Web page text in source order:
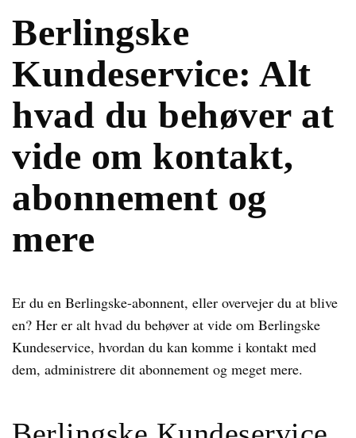
Berlingske
Kundeservice: Alt
hvad du behøver at
vide om kontakt,
abonnement og
mere
Er du en Berlingske-abonnent, eller overvejer du at blive
en? Her er alt hvad du behøver at vide om Berlingske
Kundeservice, hvordan du kan komme i kontakt med
dem, administrere dit abonnement og meget mere.